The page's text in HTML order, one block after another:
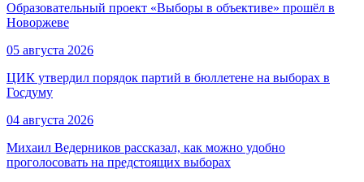
Образовательный проект «Выборы в объективе» прошёл в
Новоржеве
05 августа 2026
ЦИК утвердил порядок партий в бюллетене на выборах в
Госдуму
04 августа 2026
Михаил Ведерников рассказал, как можно удобно
проголосовать на предстоящих выборах